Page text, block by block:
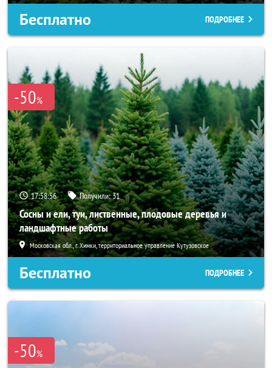
Бесплатно ПОДРОБНЕЕ
-50%
17:58:55 Получили:31
Сосны и ели, туи, лиственные, плодовые деревья и
ландшафтные работы
Московская обл., г. Химки, территориальное управление Кутузовское
Бесплатно ПОДРОБНЕЕ
-50%